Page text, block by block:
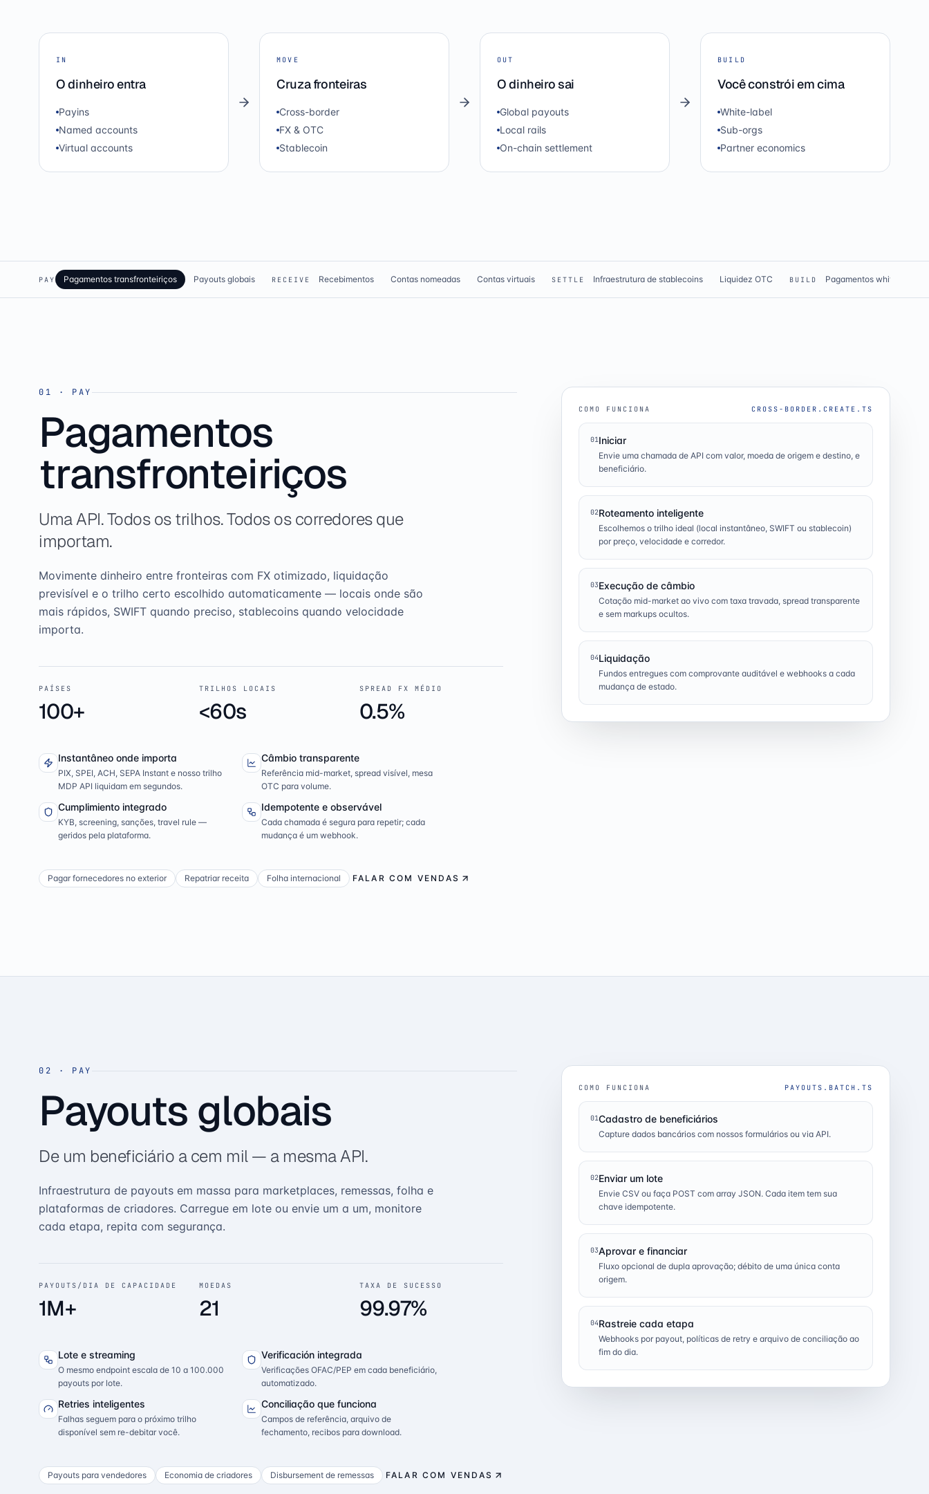
IN
O dinheiro entra
Payins
Named accounts
Virtual accounts
MOVE
Cruza fronteiras
Cross-border
FX & OTC
Stablecoin
OUT
O dinheiro sai
Global payouts
Local rails
On-chain settlement
BUILD
Você constrói em cima
White-label
Sub-orgs
Partner economics
PAY Pagamentos transfronteiriços Payouts globais RECEIVE Recebimentos Contas nomeadas Contas virtuais SETTLE Infraestrutura de stablecoins Liquidez OTC BUILD Pagamentos white-label
01 · PAY
Pagamentos
transfronteiriços
Uma API. Todos os trilhos. Todos os corredores que
importam.
Movimente dinheiro entre fronteiras com FX otimizado, liquidação
previsível e o trilho certo escolhido automaticamente — locais onde são
mais rápidos, SWIFT quando preciso, stablecoins quando velocidade
importa.
PAÍSES
100+
TRILHOS LOCAIS
<60s
SPREAD FX MÉDIO
0.5%
Instantâneo onde importa
PIX, SPEI, ACH, SEPA Instant e nosso trilho
MDP API liquidam em segundos.
Câmbio transparente
Referência mid-market, spread visível, mesa
OTC para volume.
Cumplimiento integrado
KYB, screening, sanções, travel rule —
geridos pela plataforma.
Idempotente e observável
Cada chamada é segura para repetir; cada
mudança é um webhook.
Pagar fornecedores no exterior Repatriar receita Folha internacional FALAR COM VENDAS
COMO FUNCIONA CROSS-BORDER.CREATE.TS
01Iniciar
Envie uma chamada de API com valor, moeda de origem e destino, e
beneficiário.
02Roteamento inteligente
Escolhemos o trilho ideal (local instantâneo, SWIFT ou stablecoin)
por preço, velocidade e corredor.
03Execução de câmbio
Cotação mid-market ao vivo com taxa travada, spread transparente
e sem markups ocultos.
04Liquidação
Fundos entregues com comprovante auditável e webhooks a cada
mudança de estado.
02 · PAY
Payouts globais
De um beneficiário a cem mil — a mesma API.
Infraestrutura de payouts em massa para marketplaces, remessas, folha e
plataformas de criadores. Carregue em lote ou envie um a um, monitore
cada etapa, repita com segurança.
PAYOUTS/DIA DE CAPACIDADE
1M+
MOEDAS
21
TAXA DE SUCESSO
99.97%
Lote e streaming
O mesmo endpoint escala de 10 a 100.000
payouts por lote.
Verificación integrada
Verificações OFAC/PEP em cada beneficiário,
automatizado.
Retries inteligentes
Falhas seguem para o próximo trilho
disponível sem re-debitar você.
Conciliação que funciona
Campos de referência, arquivo de
fechamento, recibos para download.
Payouts para vendedores Economia de criadores Disbursement de remessas FALAR COM VENDAS
COMO FUNCIONA PAYOUTS.BATCH.TS
01Cadastro de beneficiários
Capture dados bancários com nossos formulários ou via API.
02Enviar um lote
Envie CSV ou faça POST com array JSON. Cada item tem sua
chave idempotente.
03Aprovar e financiar
Fluxo opcional de dupla aprovação; débito de uma única conta
origem.
04Rastreie cada etapa
Webhooks por payout, políticas de retry e arquivo de conciliação ao
fim do dia.